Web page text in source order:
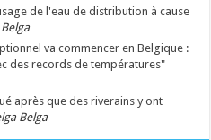
de l'eau de distribution à cause
va commencer en Belgique :
des records de températures"
après que des riverains y ont
Belga